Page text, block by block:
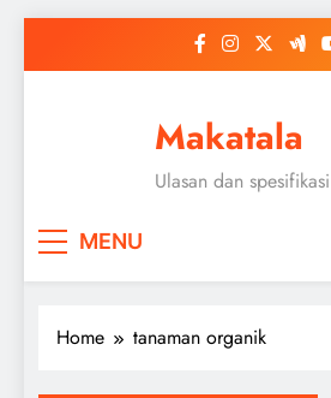
Makatala
Ulasan dan
MENU
Home tanaman organik